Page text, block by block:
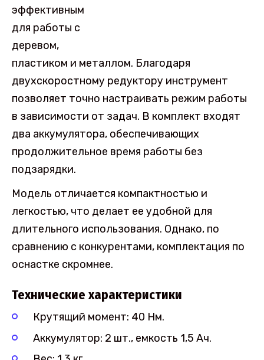
эффективным
для работы с
деревом,
пластиком и металлом. Благодаря
двухскоростному редуктору инструмент
позволяет точно настраивать режим работы
в зависимости от задач. В комплект входят
два аккумулятора, обеспечивающих
продолжительное время работы без
подзарядки.
Модель отличается компактностью и
легкостью, что делает ее удобной для
длительного использования. Однако, по
сравнению с конкурентами, комплектация по
оснастке скромнее.
Технические характеристики
Крутящий момент: 40 Нм.
Аккумулятор: 2 шт., емкость 1,5 Ач.